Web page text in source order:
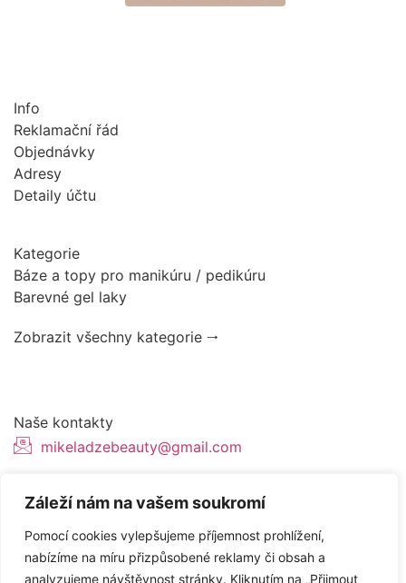
Záleží nám na vašem soukromí
Pomocí cookies vylepšujeme příjemnost prohlížení,
nabízíme na míru přizpůsobené reklamy či obsah a
analyzujeme návštěvnost stránky. Kliknutím na „Přijmout
Info
Reklamační řád
Objednávky
Adresy
Detaily účtu
Kategorie
Báze a topy pro manikúru / pedikúru
Barevné gel laky
Zobrazit všechny kategorie 🠂
Naše kontakty
mikeladzebeauty@gmail.com